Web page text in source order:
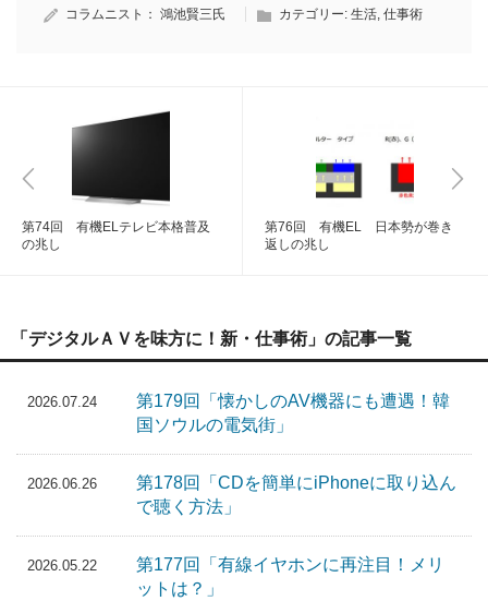
コラムニスト： 鴻池賢三氏 カテゴリー: 生活 仕事術
第74回 有機ELテレビ本格普及
の兆し
第76回 有機EL 日本勢が巻き
返しの兆し
「デジタルＡＶを味方に！新・仕事術」の記事一覧
2026.07.24
第179回「懐かしのAV機器にも遭遇！韓
国ソウルの電気街」
2026.06.26
第178回「CDを簡単にiPhoneに取り込ん
で聴く方法」
2026.05.22
第177回「有線イヤホンに再注目！メリ
ットは？」